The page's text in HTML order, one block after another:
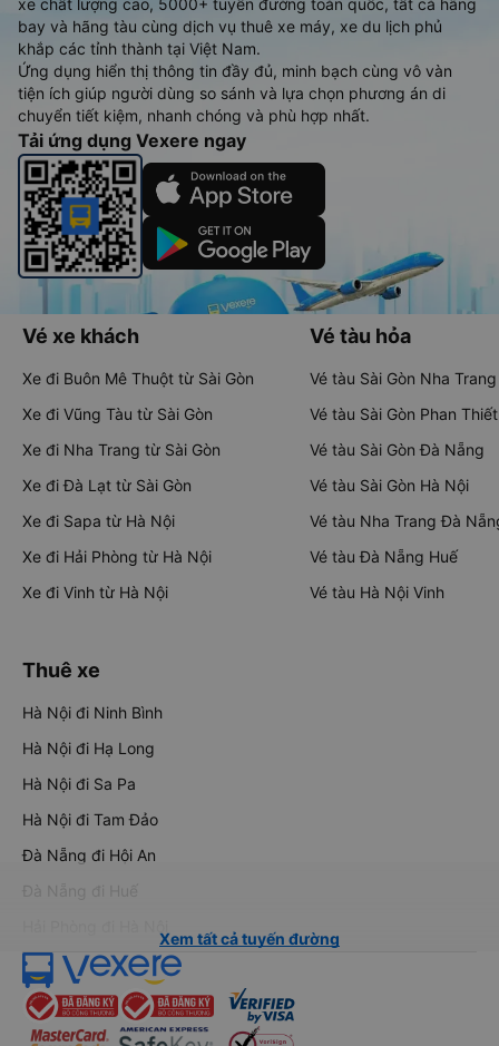
xe chất lượng cao, 5000+ tuyến đường toàn quốc, tất cả hãng
bay và hãng tàu cùng dịch vụ thuê xe máy, xe du lịch phủ
khắp các tỉnh thành tại Việt Nam.
Ứng dụng hiển thị thông tin đầy đủ, minh bạch cùng vô vàn
tiện ích giúp người dùng so sánh và lựa chọn phương án di
chuyển tiết kiệm, nhanh chóng và phù hợp nhất.
Tải ứng dụng Vexere ngay
Vé xe khách
Xe đi Buôn Mê Thuột từ Sài Gòn
Xe đi Vũng Tàu từ Sài Gòn
Xe đi Nha Trang từ Sài Gòn
Xe đi Đà Lạt từ Sài Gòn
Xe đi Sapa từ Hà Nội
Xe đi Hải Phòng từ Hà Nội
Xe đi Vinh từ Hà Nội
Vé tàu hỏa
Vé tàu Sài Gòn Nha Trang
Vé tàu Sài Gòn Phan Thiết
Vé tàu Sài Gòn Đà Nẵng
Vé tàu Sài Gòn Hà Nội
Vé tàu Nha Trang Đà
Vé tàu Đà Nẵng Huế
Vé tàu Hà Nội Vinh
Thuê xe
Hà Nội đi Ninh Bình
Hà Nội đi Hạ Long
Hà Nội đi Sa Pa
Hà Nội đi Tam Đảo
Đà Nẵng đi Hội An
Đà Nẵng đi Huế
Xem tất cả tuyến đường